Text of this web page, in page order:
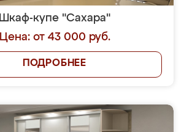
Шкаф-купе "Сахара"
Цена: от 43 000 руб.
ПОДРОБНЕЕ